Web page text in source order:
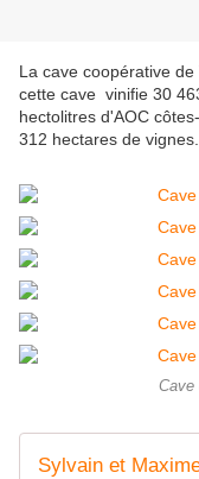
La cave coopérative
cette cave vinifie 30
hectolitres d'AOC
312 hectares de vignes.
Cave